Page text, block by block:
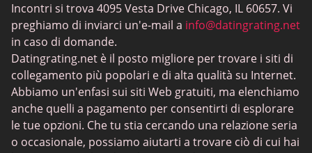
MeetMindful
Incontri BDSM
BBPeopleMeet
Siti Sugar Daddy
JPeopleMeet
Incontri trans
Incontri si trova 4095 Vesta Drive Chicago, IL 60657. Vi
preghiamo di inviarci un'e-mail a info@datingrating.net
in caso di domande.
Datingrating.net è il posto migliore per trovare i siti di
collegamento più popolari e di alta qualità su Internet.
Abbiamo un'enfasi sui siti Web gratuiti, ma elenchiamo
anche quelli a pagamento per consentirti di esplorare
le tue opzioni. Che tu stia cercando una relazione seria
o occasionale, possiamo aiutarti a trovare ciò di cui hai